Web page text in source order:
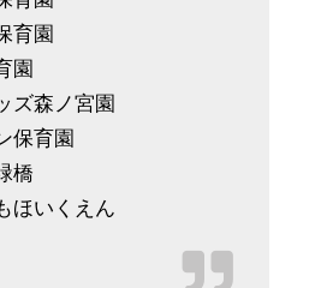
育園
園
ズ森ノ宮園
保育園
橋
ほいくえん